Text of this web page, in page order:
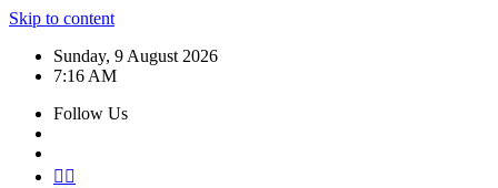
Skip to content
Sunday, 9 August 2026
7:16 AM
Follow Us